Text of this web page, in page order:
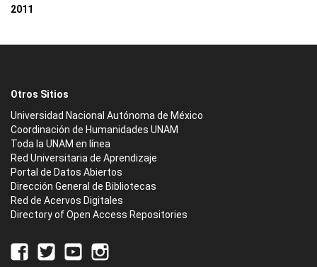
2011
Otros Sitios
Universidad Nacional Autónoma de México
Coordinación de Humanidades UNAM
Toda la UNAM en línea
Red Universitaria de Aprendizaje
Portal de Datos Abiertos
Dirección General de Bibliotecas
Red de Acervos Digitales
Directory of Open Access Repositories